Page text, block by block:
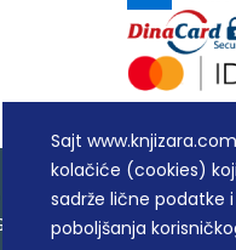
Sajt
kolačiće (cookies)
sadrže lične podatke i
poboljšanja
- MAKART
PIB: 105184104, MB: